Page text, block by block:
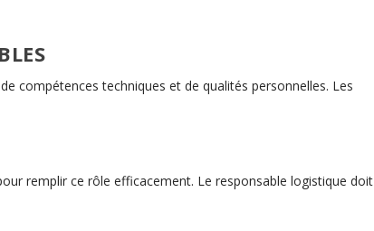
compétences techniques et de qualités personnelles. Les
remplir ce rôle efficacement. Le responsable logistique doit